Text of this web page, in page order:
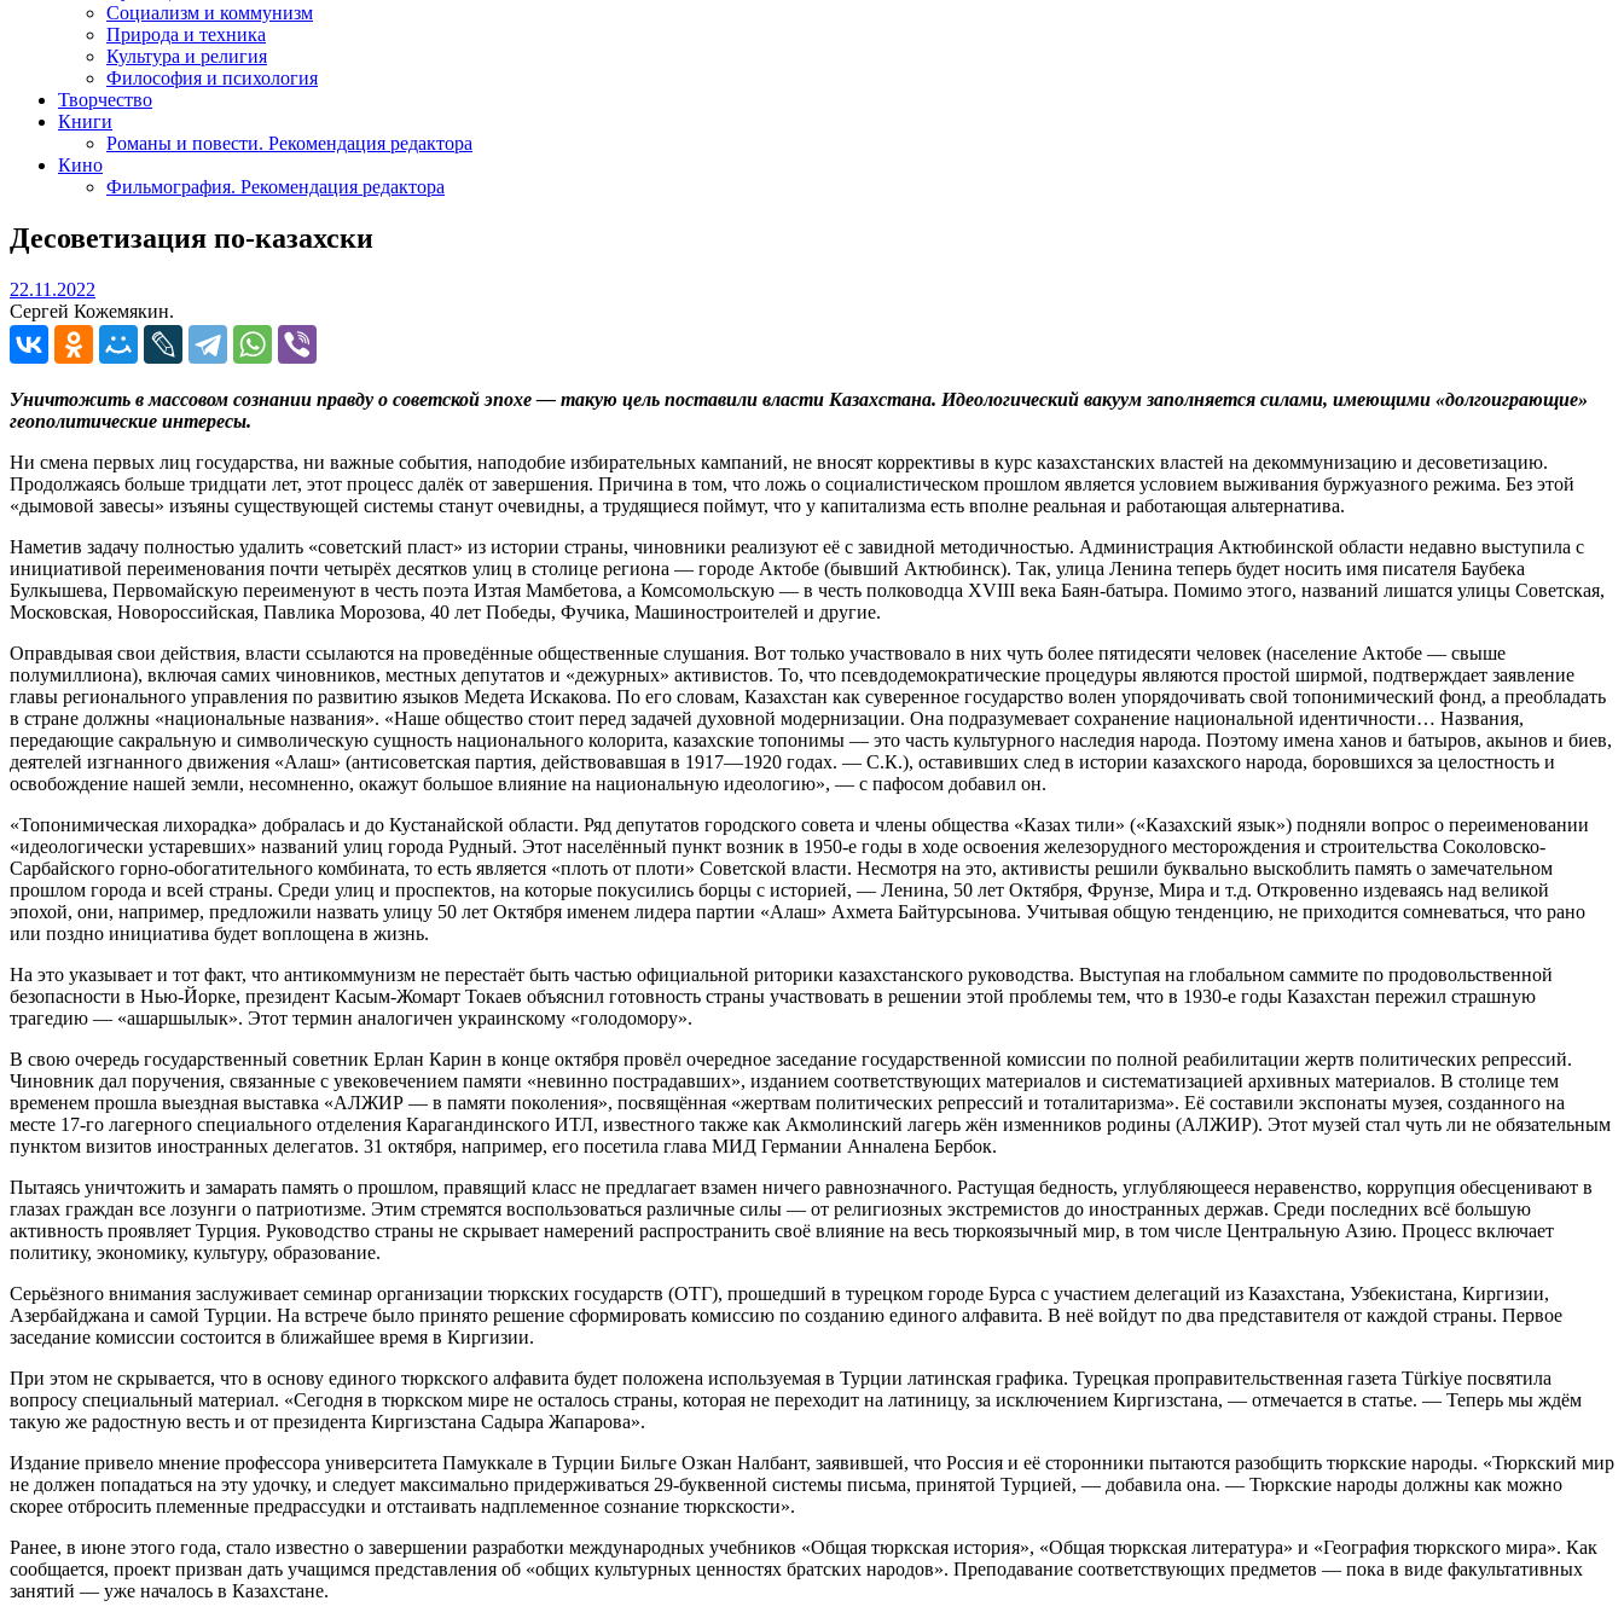
Социализм и коммунизм
Природа и техника
Культура и религия
Философия и психология
Творчество
Книги
Романы и повести. Рекомендация редактора
Кино
Фильмография. Рекомендация редактора
Десоветизация по-казахски
22.11.2022
Сергей Кожемякин.
Уничтожить в массовом сознании правду о советской эпохе — такую цель поставили власти Казахстана. Идеологический вакуум заполняется силами, имеющими «долгоиграющие»
геополитические интересы.
Ни смена первых лиц государства, ни важные события, наподобие избирательных кампаний, не вносят коррективы в курс казахстанских властей на декоммунизацию и десоветизацию.
Продолжаясь больше тридцати лет, этот процесс далёк от завершения. Причина в том, что ложь о социалистическом прошлом является условием выживания буржуазного режима. Без этой
«дымовой завесы» изъяны существующей системы станут очевидны, а трудящиеся поймут, что у капитализма есть вполне реальная и работающая альтернатива.
Наметив задачу полностью удалить «советский пласт» из истории страны, чиновники реализуют её с завидной методичностью. Администрация Актюбинской области недавно выступила с
инициативой переименования почти четырёх десятков улиц в столице региона — городе Актобе (бывший Актюбинск). Так, улица Ленина теперь будет носить имя писателя Баубека
Булкышева, Первомайскую переименуют в честь поэта Изтая Мамбетова, а Комсомольскую — в честь полководца XVIII века Баян-батыра. Помимо этого, названий лишатся улицы Советская,
Московская, Новороссийская, Павлика Морозова, 40 лет Победы, Фучика, Машиностроителей и другие.
Оправдывая свои действия, власти ссылаются на проведённые общественные слушания. Вот только участвовало в них чуть более пятидесяти человек (население Актобе — свыше
полумиллиона), включая самих чиновников, местных депутатов и «дежурных» активистов. То, что псевдодемократические процедуры являются простой ширмой, подтверждает заявление
главы регионального управления по развитию языков Медета Искакова. По его словам, Казахстан как суверенное государство волен упорядочивать свой топонимический фонд, а преобладать
в стране должны «национальные названия». «Наше общество стоит перед задачей духовной модернизации. Она подразумевает сохранение национальной идентичности… Названия,
передающие сакральную и символическую сущность национального колорита, казахские топонимы — это часть культурного наследия народа. Поэтому имена ханов и батыров, акынов и биев,
деятелей изгнанного движения «Алаш» (антисоветская партия, действовавшая в 1917—1920 годах. — С.К.), оставивших след в истории казахского народа, боровшихся за целостность и
освобождение нашей земли, несомненно, окажут большое влияние на национальную идеологию», — с пафосом добавил он.
«Топонимическая лихорадка» добралась и до Кустанайской области. Ряд депутатов городского совета и члены общества «Казах тили» («Казахский язык») подняли вопрос о переименовании
«идеологически устаревших» названий улиц города Рудный. Этот населённый пункт возник в 1950-е годы в ходе освоения железорудного месторождения и строительства Соколовско-
Сарбайского горно-обогатительного комбината, то есть является «плоть от плоти» Советской власти. Несмотря на это, активисты решили буквально выскоблить память о замечательном
прошлом города и всей страны. Среди улиц и проспектов, на которые покусились борцы с историей, — Ленина, 50 лет Октября, Фрунзе, Мира и т.д. Откровенно издеваясь над великой
эпохой, они, например, предложили назвать улицу 50 лет Октября именем лидера партии «Алаш» Ахмета Байтурсынова. Учитывая общую тенденцию, не приходится сомневаться, что рано
или поздно инициатива будет воплощена в жизнь.
На это указывает и тот факт, что антикоммунизм не перестаёт быть частью официальной риторики казахстанского руководства. Выступая на глобальном саммите по продовольственной
безопасности в Нью-Йорке, президент Касым-Жомарт Токаев объяснил готовность страны участвовать в решении этой проблемы тем, что в 1930-е годы Казахстан пережил страшную
трагедию — «ашаршылык». Этот термин аналогичен украинскому «голодомору».
В свою очередь государственный советник Ерлан Карин в конце октября провёл очередное заседание государственной комиссии по полной реабилитации жертв политических репрессий.
Чиновник дал поручения, связанные с увековечением памяти «невинно пострадавших», изданием соответствующих материалов и систематизацией архивных материалов. В столице тем
временем прошла выездная выставка «АЛЖИР — в памяти поколения», посвящённая «жертвам политических репрессий и тоталитаризма». Её составили экспонаты музея, созданного на
месте 17-го лагерного специального отделения Карагандинского ИТЛ, известного также как Акмолинский лагерь жён изменников родины (АЛЖИР). Этот музей стал чуть ли не обязательным
пунктом визитов иностранных делегатов. 31 октября, например, его посетила глава МИД Германии Анналена Бербок.
Пытаясь уничтожить и замарать память о прошлом, правящий класс не предлагает взамен ничего равнозначного. Растущая бедность, углубляющееся неравенство, коррупция обесценивают в
глазах граждан все лозунги о патриотизме. Этим стремятся воспользоваться различные силы — от религиозных экстремистов до иностранных держав. Среди последних всё большую
активность проявляет Турция. Руководство страны не скрывает намерений распространить своё влияние на весь тюркоязычный мир, в том числе Центральную Азию. Процесс включает
политику, экономику, культуру, образование.
Серьёзного внимания заслуживает семинар организации тюркских государств (ОТГ), прошедший в турецком городе Бурса с участием делегаций из Казахстана, Узбекистана, Киргизии,
Азербайджана и самой Турции. На встрече было принято решение сформировать комиссию по созданию единого алфавита. В неё войдут по два представителя от каждой страны. Первое
заседание комиссии состоится в ближайшее время в Киргизии.
При этом не скрывается, что в основу единого тюркского алфавита будет положена используемая в Турции латинская графика. Турецкая проправительственная газета Türkiye посвятила
вопросу специальный материал. «Сегодня в тюркском мире не осталось страны, которая не переходит на латиницу, за исключением Киргизстана, — отмечается в статье. — Теперь мы ждём
такую же радостную весть и от президента Киргизстана Садыра Жапарова».
Издание привело мнение профессора университета Памуккале в Турции Бильге Озкан Налбант, заявившей, что Россия и её сторонники пытаются разобщить тюркские народы. «Тюркский мир
не должен попадаться на эту удочку, и следует максимально придерживаться 29-буквенной системы письма, принятой Турцией, — добавила она. — Тюркские народы должны как можно
скорее отбросить племенные предрассудки и отстаивать надплеменное сознание тюркскости».
Ранее, в июне этого года, стало известно о завершении разработки международных учебников «Общая тюркская история», «Общая тюркская литература» и «География тюркского мира». Как
сообщается, проект призван дать учащимся представления об «общих культурных ценностях братских народов». Преподавание соответствующих предметов — пока в виде факультативных
занятий — уже началось в Казахстане.